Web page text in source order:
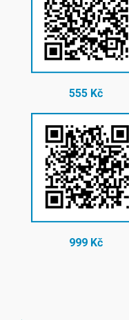
555 Kč
999 Kč